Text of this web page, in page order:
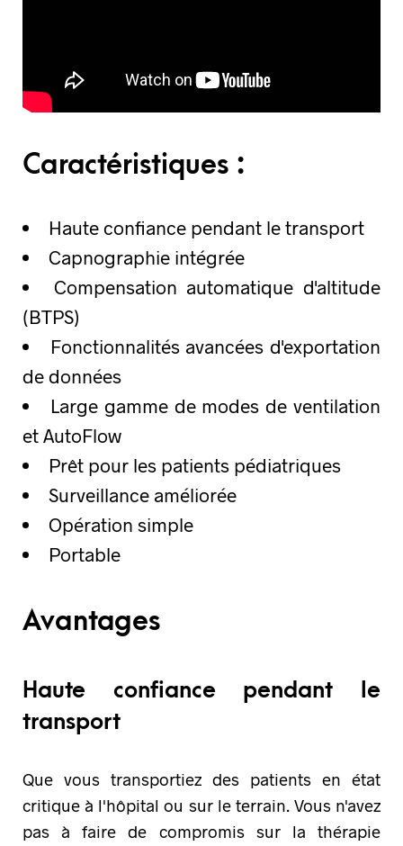
Caractéristiques :
Haute confiance pendant le transport
Capnographie intégrée
Compensation automatique d'altitude
(BTPS)
Fonctionnalités avancées d'exportation
de données
Large gamme de modes de ventilation
et AutoFlow
Prêt pour les patients pédiatriques
Surveillance améliorée
Opération simple
Portable
Avantages
Haute confiance pendant le
transport
Que vous transportiez des patients en état
critique à l'hôpital ou sur le terrain. Vous n'avez
pas à faire de compromis sur la thérapie